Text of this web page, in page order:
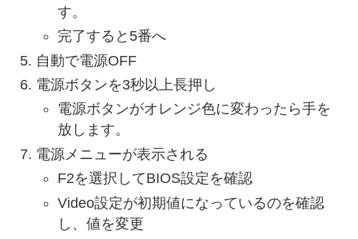
す。
完了すると5番へ
自動で電源OFF
電源ボタンを3秒以上長押し
電源ボタンがオレンジ色に変わったら手を
放します。
電源メニューが表示される
F2を選択してBIOS設定を確認
Video設定が初期値になっているのを確認
し、値を変更